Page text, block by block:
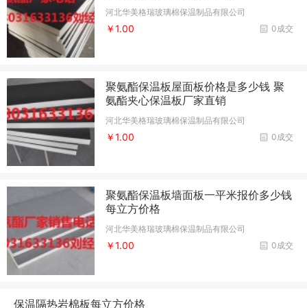
河北华美格瑞玻璃棉保温制品有限公司
0成交
￥1.00
聚氨酯保温板屋面板价格是多少钱 聚
氨酯夹心保温板厂家直销
河北华美格瑞玻璃棉保温制品有限公司
0成交
￥1.00
聚氨酯保温板墙面板一平米报价多少钱
每立方价格
河北华美格瑞玻璃棉保温制品有限公司
0成交
￥1.00
保温隔热岩棉板每立方价格